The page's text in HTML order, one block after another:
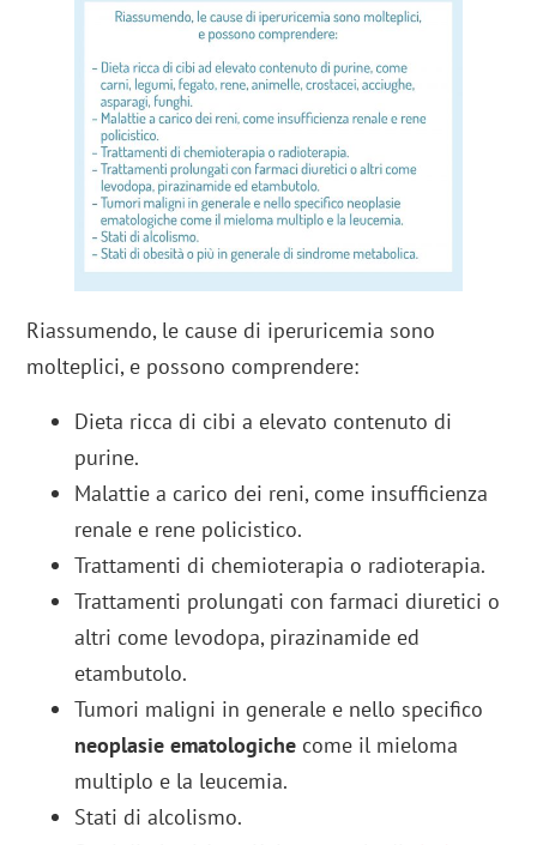
Riassumendo, le cause di iperuricemia sono
molteplici, e possono comprendere:
Dieta ricca di cibi a elevato contenuto di
purine.
Malattie a carico dei reni, come insufficienza
renale e rene policistico.
Trattamenti di chemioterapia o radioterapia.
Trattamenti prolungati con farmaci diuretici o
altri come levodopa, pirazinamide ed
etambutolo.
Tumori maligni in generale e nello specifico
neoplasie ematologiche come il mieloma
multiplo e la leucemia.
Stati di alcolismo.